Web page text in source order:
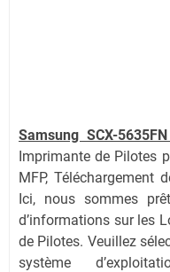
Samsung SCX-
Imprimante de Pilotes
MFP, Téléchargement
Ici, nous sommes
d’informations sur les
de Pilotes. Veuillez
système